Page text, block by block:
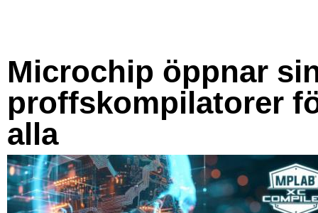
Microchip öppnar
proffskompilatorer
alla